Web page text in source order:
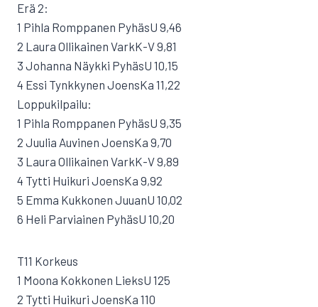
Erä 2:
1 Pihla Romppanen PyhäsU 9,46
2 Laura Ollikainen VarkK-V 9,81
3 Johanna Näykki PyhäsU 10,15
4 Essi Tynkkynen JoensKa 11,22
Loppukilpailu:
1 Pihla Romppanen PyhäsU 9,35
2 Juulia Auvinen JoensKa 9,70
3 Laura Ollikainen VarkK-V 9,89
4 Tytti Huikuri JoensKa 9,92
5 Emma Kukkonen JuuanU 10,02
6 Heli Parviainen PyhäsU 10,20
T11 Korkeus
1 Moona Kokkonen LieksU 125
2 Tytti Huikuri JoensKa 110